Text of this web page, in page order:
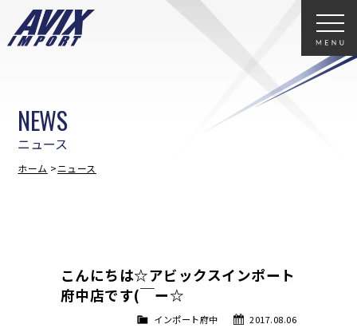
ニュース
NEWS
ホーム ニュース
こんにちは☆アビックスインポート
府中店です(￣ー☆
2017.08.06
インポート府中